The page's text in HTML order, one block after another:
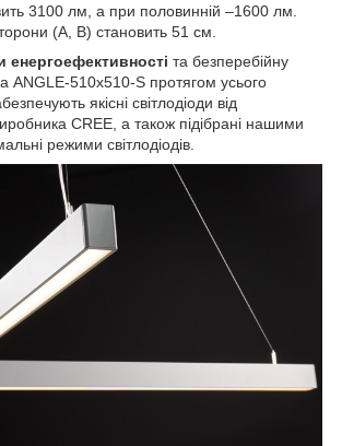
3100 лм, а при половинній –1600 лм.
(А, В) становить 51 см.
енергоефективності та безперебійну
ANGLE-510x510-S протягом усього
якісні світлодіоди від
CREE, а також підібрані нашими
режими світлодіодів.